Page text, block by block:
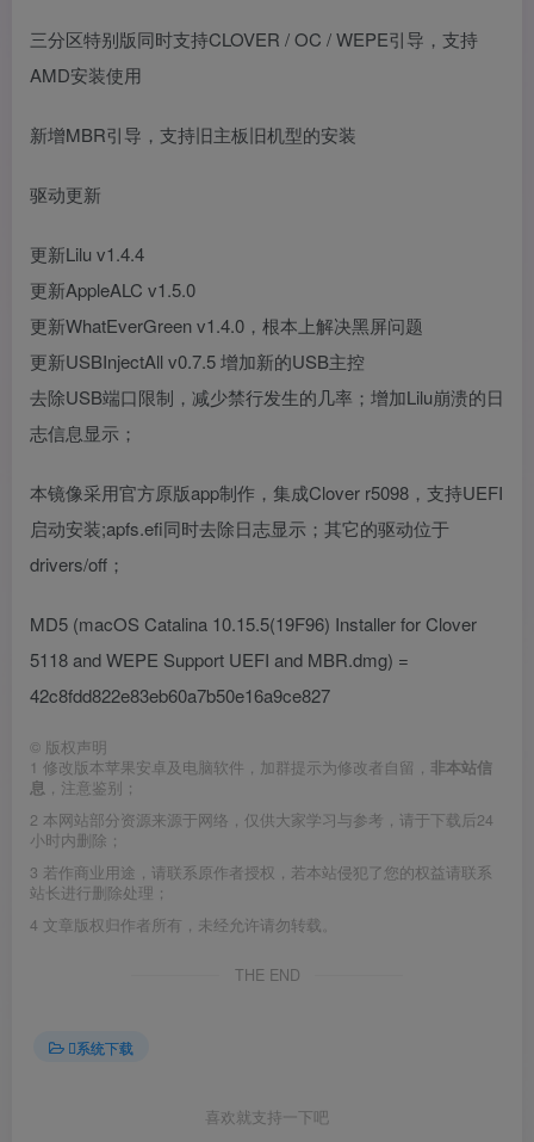
三分区特别版同时支持CLOVER / OC / WEPE引导，支持
AMD安装使用
新增MBR引导，支持旧主板旧机型的安装
驱动更新
更新Lilu v1.4.4
更新AppleALC v1.5.0
更新WhatEverGreen v1.4.0，根本上解决黑屏问题
更新USBInjectAll v0.7.5 增加新的USB主控
去除USB端口限制，减少禁行发生的几率；增加Lilu崩溃的日
志信息显示；
本镜像采用官方原版app制作，集成Clover r5098，支持UEFI
启动安装;apfs.efi同时去除日志显示；其它的驱动位于
drivers/off；
MD5 (macOS Catalina 10.15.5(19F96) Installer for Clover
5118 and WEPE Support UEFI and MBR.dmg) =
42c8fdd822e83eb60a7b50e16a9ce827
© 版权声明
1 修改版本苹果安卓及电脑软件，加群提示为修改者自留， 非本站信
息 ，注意鉴别；
2 本网站部分资源来源于网络，仅供大家学习与参考，请于下载后24
小时内删除；
3 若作商业用途，请联系原作者授权，若本站侵犯了您的权益请联系
站长进行删除处理；
4 文章版权归作者所有，未经允许请勿转载。
THE END
系统下载
喜欢就支持一下吧